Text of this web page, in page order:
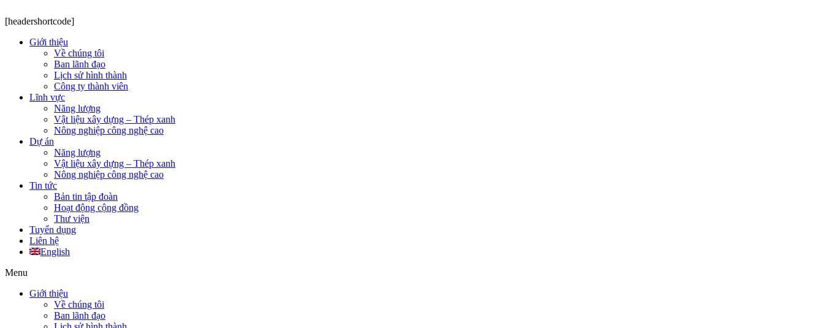
[headershortcode]
Giới thiệu
Về chúng tôi
Ban lãnh đạo
Lịch sử hình thành
Công ty thành viên
Lĩnh vực
Năng lượng
Vật liệu xây dựng – Thép xanh
Nông nghiệp công nghệ cao
Dự án
Năng lượng
Vật liệu xây dựng – Thép xanh
Nông nghiệp công nghệ cao
Tin tức
Bản tin tập đoàn
Hoạt động cộng đồng
Thư viện
Tuyển dụng
Liên hệ
English
Menu
Giới thiệu
Về chúng tôi
Ban lãnh đạo